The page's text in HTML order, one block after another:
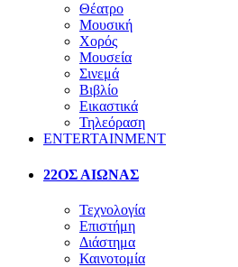
Θέατρο
Μουσική
Χορός
Μουσεία
Σινεμά
Βιβλίο
Εικαστικά
Τηλεόραση
ENTERTAINMENT
22ΟΣ ΑΙΩΝΑΣ
Τεχνολογία
Επιστήμη
Διάστημα
Καινοτομία